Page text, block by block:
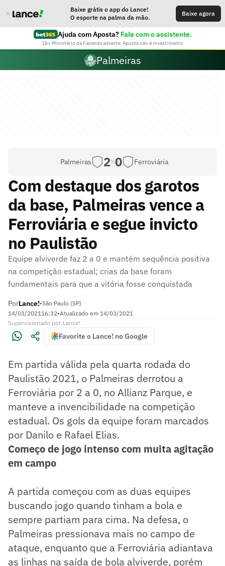
Baixe grátis o app do Lance!
O esporte na palma da mão.
Baixe agora
Ajuda com Aposta? Fale com o assistente.
18+ Ministério da Fazenda adverte: Aposta não é investimento
Palmeiras
Palmeiras 2 0 Ferroviária
Com destaque dos garotos
da base, Palmeiras vence a
Ferroviária e segue invicto
no Paulistão
Equipe alviverde faz 2 a 0 e mantém sequência positiva
na competição estadual; crias da base foram
fundamentais para que a vitória fosse conquistada
PorLance!•São Paulo (SP)
14/03/202116:32•Atualizado em 14/03/2021
Supervisionado por Lance!
Favorite o Lance! no Google
Em partida válida pela quarta rodada do
Paulistão 2021, o Palmeiras derrotou a
Ferroviária por 2 a 0, no Allianz Parque, e
manteve a invencibilidade na competição
estadual. Os gols da equipe foram marcados
por Danilo e Rafael Elias.
Começo de jogo intenso com muita agitação
em campo
A partida começou com as duas equipes
buscando jogo quando tinham a bola e
sempre partiam para cima. Na defesa, o
Palmeiras pressionava mais no campo de
ataque, enquanto que a Ferroviária adiantava
as linhas na saída de bola alviverde, porém